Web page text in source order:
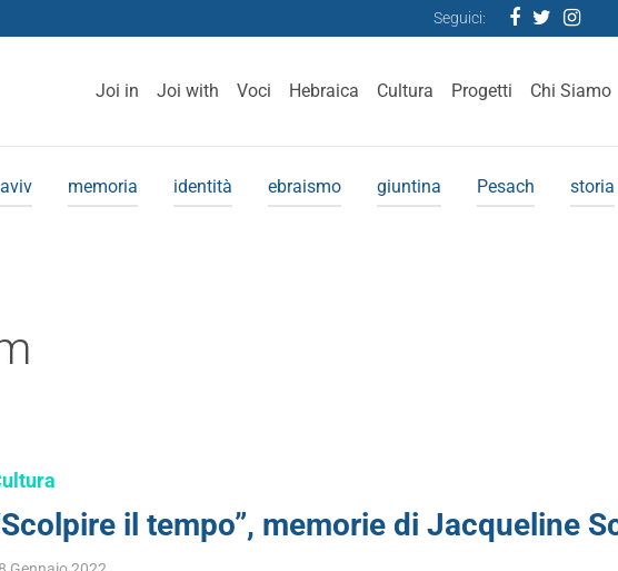
Seguici:
Joi in Joi with Voci Hebraica Cultura Progetti Chi Siamo
memoria identità ebraismo giuntina Pesach storia
il tempo”, memorie di Jacqueline